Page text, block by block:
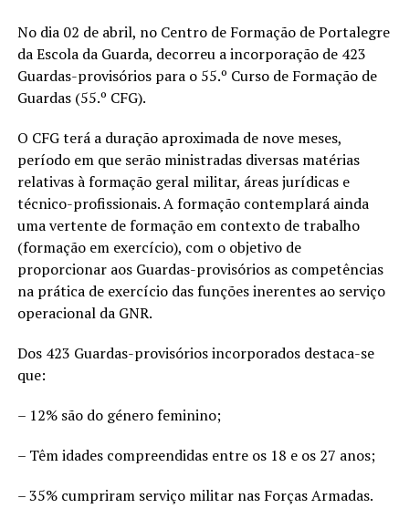
No dia 02 de abril, no Centro de Formação de Portalegre
da Escola da Guarda, decorreu a incorporação de 423
Guardas-provisórios para o 55.º Curso de Formação de
Guardas (55.º CFG).
O CFG terá a duração aproximada de nove meses,
período em que serão ministradas diversas matérias
relativas à formação geral militar, áreas jurídicas e
técnico-profissionais. A formação contemplará ainda
uma vertente de formação em contexto de trabalho
(formação em exercício), com o objetivo de
proporcionar aos Guardas-provisórios as competências
na prática de exercício das funções inerentes ao serviço
operacional da GNR.
Dos 423 Guardas-provisórios incorporados destaca-se
que:
– 12% são do género feminino;
– Têm idades compreendidas entre os 18 e os 27 anos;
– 35% cumpriram serviço militar nas Forças Armadas.